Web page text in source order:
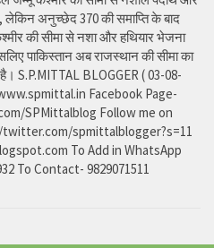
अनुच्छेद 370 की समाप्ति के बाद
की सीमा से नशा और हथियार भेजना
पाकिस्तान अब राजस्थान की सीमा का
S.P.MITTAL BLOGGER ( 03-08-
Facebook Page-
SPMittalblog Follow me on
spmittalblogger?s=11
To Add in WhatsApp
To Contact- 9829071511